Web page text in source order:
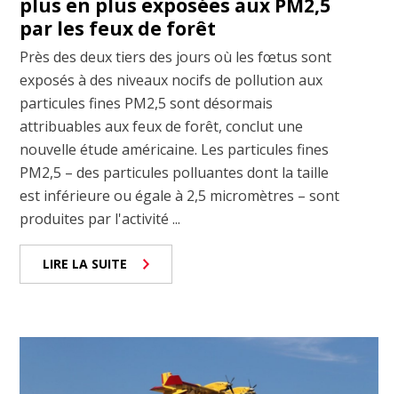
plus en plus exposées aux PM2,5
par les feux de forêt
Près des deux tiers des jours où les fœtus sont
exposés à des niveaux nocifs de pollution aux
particules fines PM2,5 sont désormais
attribuables aux feux de forêt, conclut une
nouvelle étude américaine. Les particules fines
PM2,5 – des particules polluantes dont la taille
est inférieure ou égale à 2,5 micromètres – sont
produites par l'activité ...
LIRE LA SUITE